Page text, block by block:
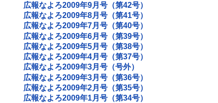
広報なよろ2009年9月号（第42号）
広報なよろ2009年8月号（第41号）
広報なよろ2009年7月号（第40号）
広報なよろ2009年6月号（第39号）
広報なよろ2009年5月号（第38号）
広報なよろ2009年4月号（第37号）
広報なよろ2009年3月号（号外）
広報なよろ2009年3月号（第36号）
広報なよろ2009年2月号（第35号）
広報なよろ2009年1月号（第34号）